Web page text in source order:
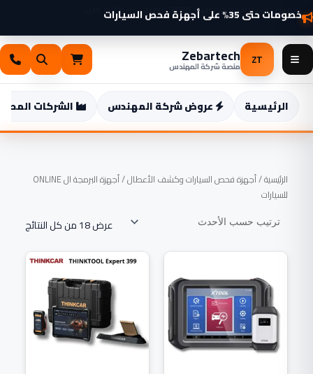
تخطي
إلى
المحتوى
خصومات حتى 35% على أجهزة فحص السيارات
شواحن سيارات كهربائية 2025 وصلت — اطّلع الآن
ZT
Zebartech
منصة شركة المهندس
الرئيسية عروض شركة المهندس الشركات
الرئيسية/أجهزة فحص السيارات وكشف الأعطال
/ أجهزة البرمجة ال ONLINE
للسيارات
عرض ⁦18⁩ من كل النتائج